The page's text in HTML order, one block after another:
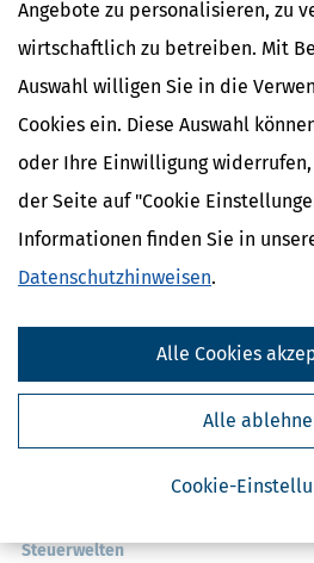
Angebote zu personalisieren, zu
wirtschaftlich zu betreiben. Mit
Auswahl willigen Sie in die
Cookies ein. Diese Auswahl
oder Ihre Einwilligung
der Seite auf "Cookie
Informationen finden Sie in
Datenschutzhinweisen.
Cookie-
Alle
Alle Cookies
Kostenlose Steuertipps & News
Steuertipps
Steuertipps Selbstständige
Geldtipps
Ja, ich möchte die kostenlosen Newsletter
Datenschutzhinweisehabe ich gelesen.
Abbestellung des Newsletters widerrufen.
Steuerwelten